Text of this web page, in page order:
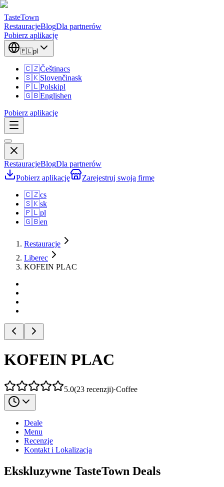
TasteTown
RestauracjeBlogDla partnerów
Pobierz aplikację
🇵🇱pl
🇨🇿Češtinacs
🇸🇰Slovenčinask
🇵🇱Polskipl
🇬🇧Englishen
Pobierz aplikację
RestauracjeBlogDla partnerów
Pobierz aplikację
Zarejestruj swoją firmę
🇨🇿cs
🇸🇰sk
🇵🇱pl
🇬🇧en
Restauracje
Liberec
KOFEIN PLAC
KOFEIN PLAC
5.0(23 recenzji)·Coffee
Deale
Menu
Recenzje
Kontakt i Lokalizacja
Ekskluzywne TasteTown Deals